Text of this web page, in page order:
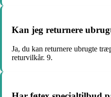
Kan jeg returnere
Ja, du kan returnere ubrugte
returvilkår. 9.